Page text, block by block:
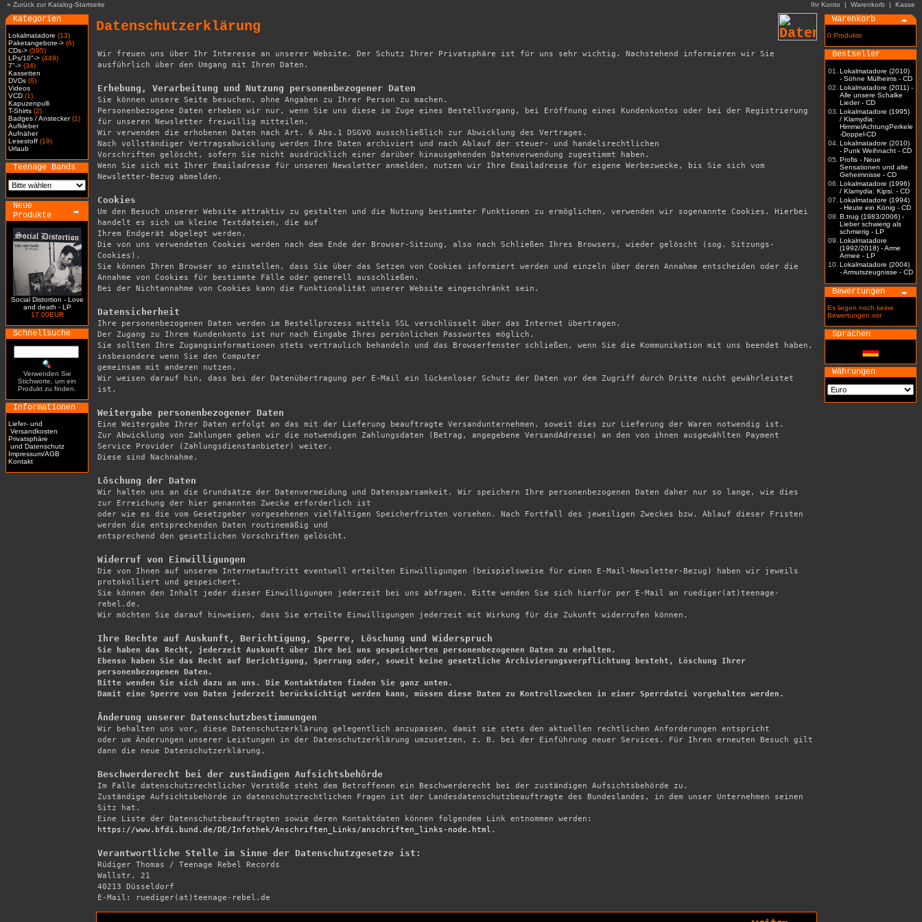
» Zurück zur Katalog-Startseite Ihr Konto | Warenkorb | Kasse
Kategorien
Lokalmatadore (13)
Paketangebote-> (6)
CDs-> (595)
LPs/10"-> (449)
7"-> (34)
Kassetten
DVDs (6)
Videos
VCD (1)
Kapuzenpulli
T-Shirts (2)
Badges / Anstecker(1)
Aufkleber
Aufnäher
Lesestoff (19)
Urlaub
Teenage Bands
Neue
Produkte
Social Distortion - Love
and death - LP
17.00EUR
Schnellsuche
Verwenden Sie
Stichworte, um ein
Produkt zu finden.
Informationen
Liefer- und
Versandkosten
Privatsphäre
und Datenschutz
Impressum/AGB
Kontakt
Datenschutzerklärung
Wir freuen uns über Ihr Interesse an unserer Website. Der Schutz Ihrer Privatsphäre ist für uns sehr wichtig. Nachstehend informieren wir Sie
ausführlich über den Umgang mit Ihren Daten.
Erhebung, Verarbeitung und Nutzung personenbezogener Daten
Sie können unsere Seite besuchen, ohne Angaben zu Ihrer Person zu machen.
Personenbezogene Daten erheben wir nur, wenn Sie uns diese im Zuge eines Bestellvorgang, bei Eröffnung eines Kundenkontos oder bei der Registrierung
für unseren Newsletter freiwillig mitteilen.
Wir verwenden die erhobenen Daten nach Art. 6 Abs.1 DSGVO ausschließlich zur Abwicklung des Vertrages.
Nach vollständiger Vertragsabwicklung werden Ihre Daten archiviert und nach Ablauf der steuer- und handelsrechtlichen
Vorschriften gelöscht, sofern Sie nicht ausdrücklich einer darüber hinausgehenden Datenverwendung zugestimmt haben.
Wenn Sie sich mit Ihrer Emailadresse für unseren Newsletter anmelden, nutzen wir Ihre Emailadresse für eigene Werbezwecke, bis Sie sich vom
Newsletter-Bezug abmelden.
Cookies
Um den Besuch unserer Website attraktiv zu gestalten und die Nutzung bestimmter Funktionen zu ermöglichen, verwenden wir sogenannte Cookies. Hierbei
handelt es sich um kleine Textdateien, die auf
Ihrem Endgerät abgelegt werden.
Die von uns verwendeten Cookies werden nach dem Ende der Browser-Sitzung, also nach Schließen Ihres Browsers, wieder gelöscht (sog. Sitzungs-
Cookies).
Sie können Ihren Browser so einstellen, dass Sie über das Setzen von Cookies informiert werden und einzeln über deren Annahme entscheiden oder die
Annahme von Cookies für bestimmte Fälle oder generell ausschließen.
Bei der Nichtannahme von Cookies kann die Funktionalität unserer Website eingeschränkt sein.
Datensicherheit
Ihre personenbezogenen Daten werden im Bestellprozess mittels SSL verschlüsselt über das Internet übertragen.
Der Zugang zu Ihrem Kundenkonto ist nur nach Eingabe Ihres persönlichen Passwortes möglich.
Sie sollten Ihre Zugangsinformationen stets vertraulich behandeln und das Browserfenster schließen, wenn Sie die Kommunikation mit uns beendet haben,
insbesondere wenn Sie den Computer
gemeinsam mit anderen nutzen.
Wir weisen darauf hin, dass bei der Datenübertragung per E-Mail ein lückenloser Schutz der Daten vor dem Zugriff durch Dritte nicht gewährleistet
ist.
Weitergabe personenbezogener Daten
Eine Weitergabe Ihrer Daten erfolgt an das mit der Lieferung beauftragte Versandunternehmen, soweit dies zur Lieferung der Waren notwendig ist.
Zur Abwicklung von Zahlungen geben wir die notwendigen Zahlungsdaten (Betrag, angegebene VersandAdresse) an den von ihnen ausgewählten Payment
Service Provider (Zahlungsdienstanbieter) weiter.
Diese sind Nachnahme.
Löschung der Daten
Wir halten uns an die Grundsätze der Datenvermeidung und Datensparsamkeit. Wir speichern Ihre personenbezogenen Daten daher nur so lange, wie dies
zur Erreichung der hier genannten Zwecke erforderlich ist
oder wie es die vom Gesetzgeber vorgesehenen vielfältigen Speicherfristen vorsehen. Nach Fortfall des jeweiligen Zweckes bzw. Ablauf dieser Fristen
werden die entsprechenden Daten routinemäßig und
entsprechend den gesetzlichen Vorschriften gelöscht.
Widerruf von Einwilligungen
Die von Ihnen auf unserem Internetauftritt eventuell erteilten Einwilligungen (beispielsweise für einen E-Mail-Newsletter-Bezug) haben wir jeweils
protokolliert und gespeichert.
Sie können den Inhalt jeder dieser Einwilligungen jederzeit bei uns abfragen. Bitte wenden Sie sich hierfür per E-Mail an ruediger(at)teenage-
rebel.de.
Wir möchten Sie darauf hinweisen, dass Sie erteilte Einwilligungen jederzeit mit Wirkung für die Zukunft widerrufen können.
Ihre Rechte auf Auskunft, Berichtigung, Sperre, Löschung und Widerspruch
Sie haben das Recht, jederzeit Auskunft über Ihre bei uns gespeicherten personenbezogenen Daten zu erhalten.
Ebenso haben Sie das Recht auf Berichtigung, Sperrung oder, soweit keine gesetzliche Archivierungsverpflichtung besteht, Löschung Ihrer
personenbezogenen Daten.
Bitte wenden Sie sich dazu an uns. Die Kontaktdaten finden Sie ganz unten.
Damit eine Sperre von Daten jederzeit berücksichtigt werden kann, müssen diese Daten zu Kontrollzwecken in einer Sperrdatei vorgehalten werden.
Änderung unserer Datenschutzbestimmungen
Wir behalten uns vor, diese Datenschutzerklärung gelegentlich anzupassen, damit sie stets den aktuellen rechtlichen Anforderungen entspricht
oder um Änderungen unserer Leistungen in der Datenschutzerklärung umzusetzen, z. B. bei der Einführung neuer Services. Für Ihren erneuten Besuch gilt
dann die neue Datenschutzerklärung.
Beschwerderecht bei der zuständigen Aufsichtsbehörde
Im Falle datenschutzrechtlicher Verstöße steht dem Betroffenen ein Beschwerderecht bei der zuständigen Aufsichtsbehörde zu.
Zuständige Aufsichtsbehörde in datenschutzrechtlichen Fragen ist der Landesdatenschutzbeauftragte des Bundeslandes, in dem unser Unternehmen seinen
Sitz hat.
https://www.bfdi.bund.de/DE/Infothek/Anschriften_Links/anschriften_links-node.html .
Verantwortliche Stelle im Sinne der Datenschutzgesetze ist:
Rüdiger Thomas / Teenage Rebel Records
Wallstr. 21
40213 Düsseldorf
E-Mail: ruediger(at)teenage-rebel.de
Warenkorb
0 Produkte
Bestseller
01.
Lokalmatadore (2010)
- Söhne Mülheims - CD
02. Lokalmatadore (2011) -
Alle unsere Schalke
Lieder - CD
03. Lokalmatadore (1995)
/ Klamydia:
HimmelAchtungPerkele
-Doppel-CD
04. Lokalmatadore (2010)
- Punk Weihnacht - CD
05. Profis - Neue
Sensationen und alte
Geheimnisse - CD
06. Lokalmatadore (1996)
/ Klamydia: Kipsi. - CD
07. Lokalmatadore (1994)
- Heute ein König - CD
08. B.trug (1983/2006) -
Lieber schwierig als
schmierig - LP
09. Lokalmatadore
(1992/2018) - Arme
Armee - LP
10. Lokalmatadore (2004)
- Armutszeugnisse - CD
Bewertungen
Es liegen noch keine
Bewertungen vor
Sprachen
Währungen